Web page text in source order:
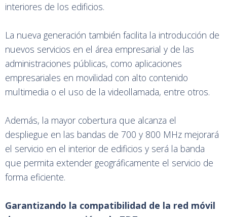
interiores de los edificios.
La nueva generación también facilita la introducción de
nuevos servicios en el área empresarial y de las
administraciones públicas, como aplicaciones
empresariales en movilidad con alto contenido
multimedia o el uso de la videollamada, entre otros.
Además, la mayor cobertura que alcanza el
despliegue en las bandas de 700 y 800 MHz mejorará
el servicio en el interior de edificios y será la banda
que permita extender geográficamente el servicio de
forma eficiente.
Garantizando la compatibilidad de la red móvil